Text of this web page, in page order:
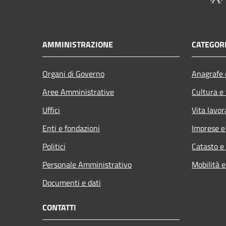
AMMINISTRAZIONE
Organi di Governo
Aree Amministrative
Uffici
Enti e fondazioni
Politici
Personale Amministrativo
Documenti e dati
Cultura
Vita
Imprese
Catasto
Mobilità
CONTATTI